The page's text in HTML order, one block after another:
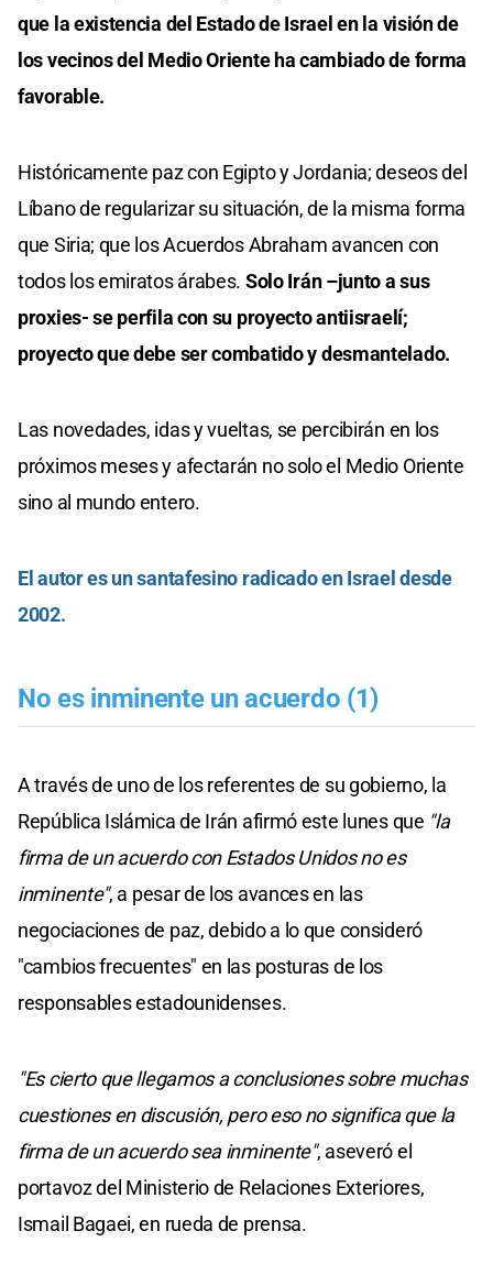
que la existencia del Estado de Israel en la visión de
los vecinos del Medio Oriente ha cambiado de forma
favorable.
Históricamente paz con Egipto y Jordania; deseos del
Líbano de regularizar su situación, de la misma forma
que Siria; que los Acuerdos Abraham avancen con
todos los emiratos árabes. Solo Irán –junto a sus
proxies- se perfila con su proyecto antiisraelí;
proyecto que debe ser combatido y desmantelado.
Las novedades, idas y vueltas, se percibirán en los
próximos meses y afectarán no solo el Medio Oriente
sino al mundo entero.
El autor es un santafesino radicado en Israel desde
2002.
No es inminente un acuerdo (1)
A través de uno de los referentes de su gobierno, la
República Islámica de Irán afirmó este lunes que "la
firma de un acuerdo con Estados Unidos no es
inminente", a pesar de los avances en las
negociaciones de paz, debido a lo que consideró
"cambios frecuentes" en las posturas de los
responsables estadounidenses.
"Es cierto que llegamos a conclusiones sobre muchas
cuestiones en discusión, pero eso no significa que la
firma de un acuerdo sea inminente", aseveró el
portavoz del Ministerio de Relaciones Exteriores,
Ismail Bagaei, en rueda de prensa.